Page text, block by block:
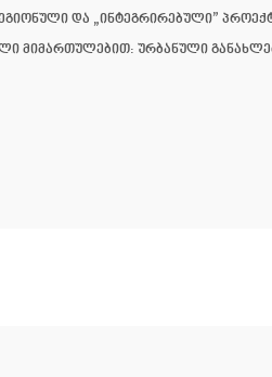
და „ინტეგრირებული”
მიმართულებით: ურბანული